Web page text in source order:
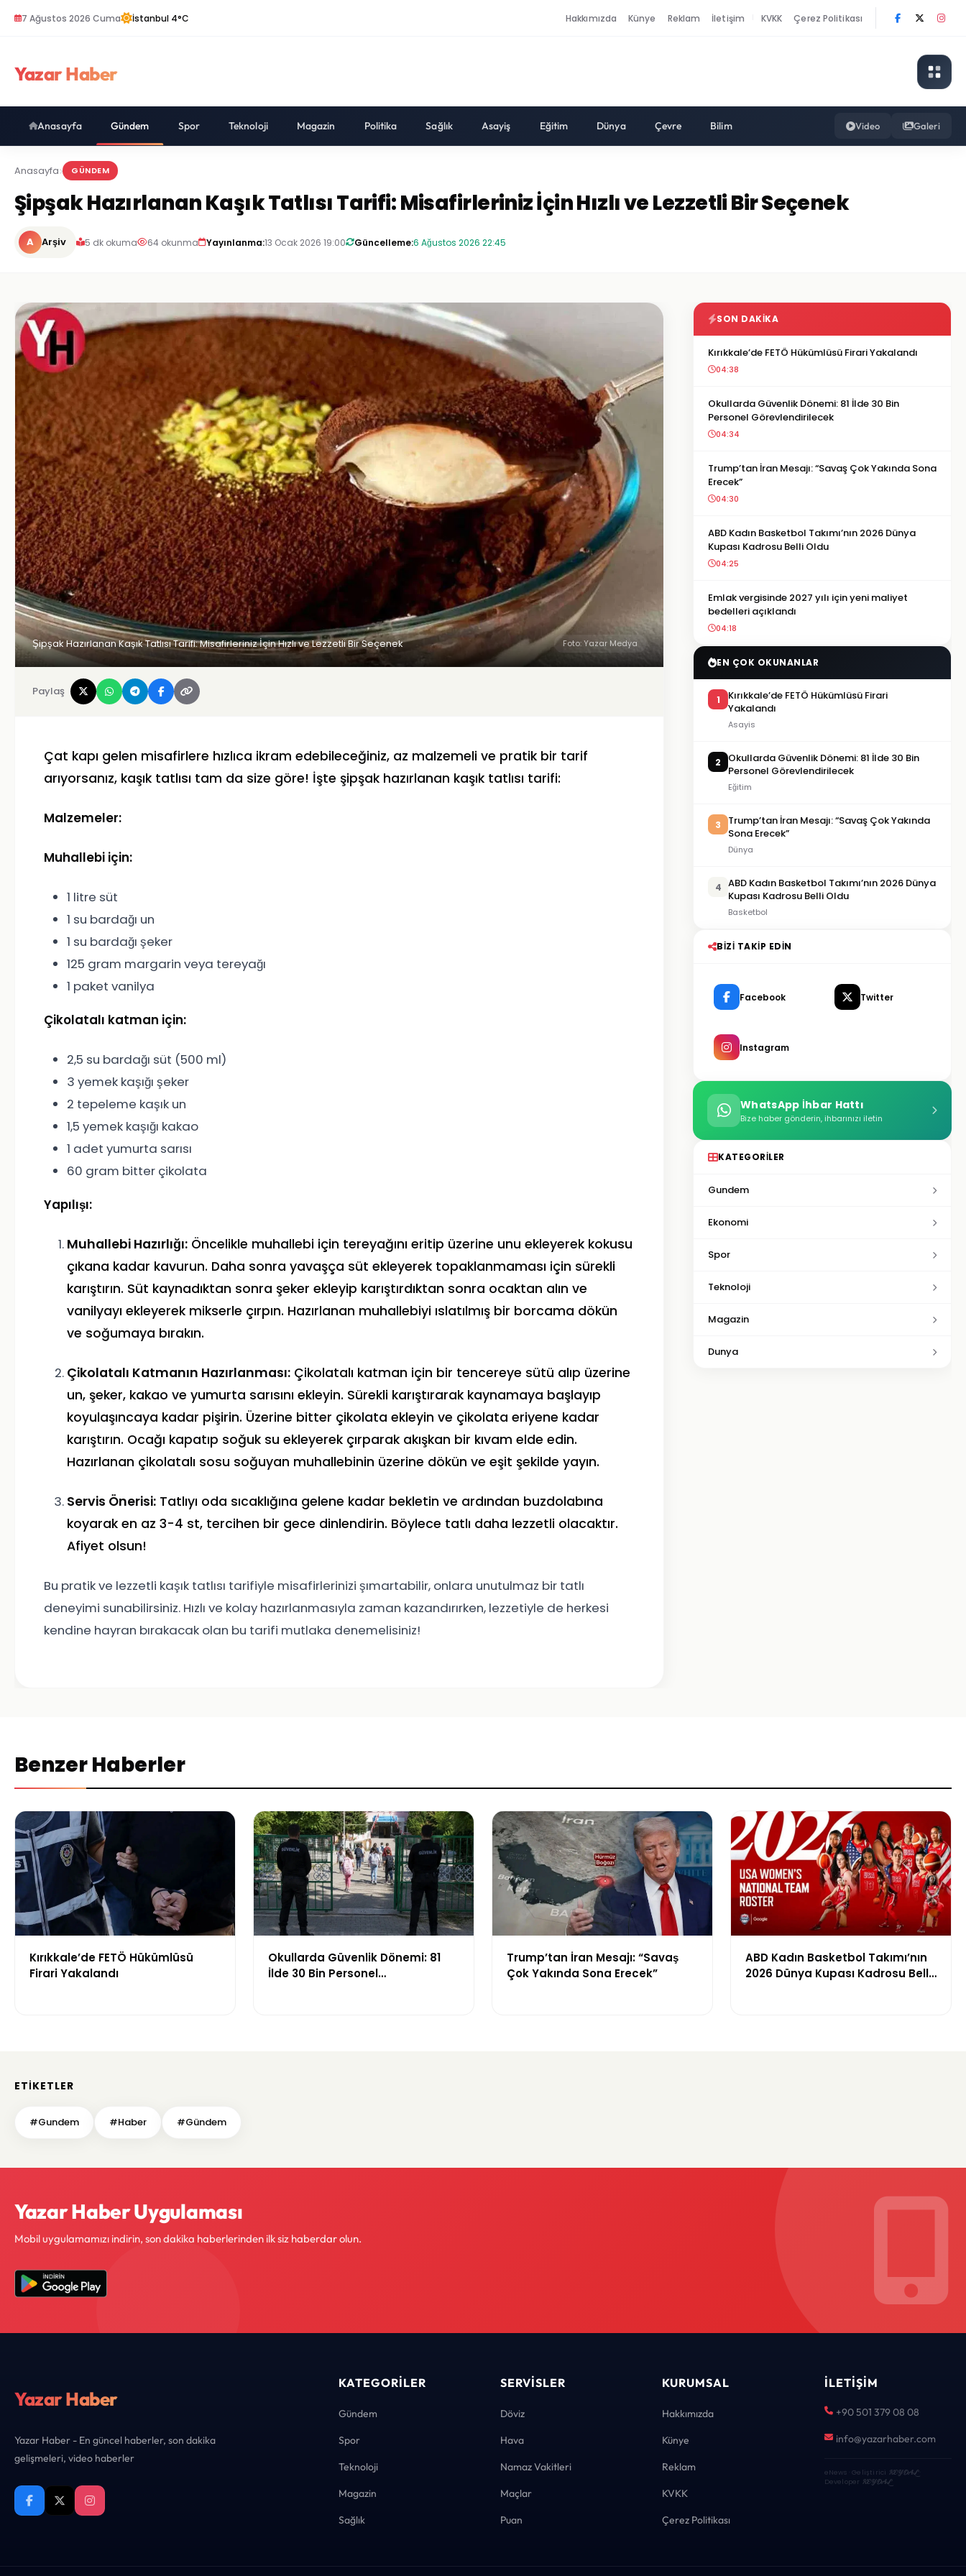
7 Ağustos 2026 Cuma İstanbul 4°C Hakkımızda Künye Reklam İletişim KVKK Çerez Politikası
Yazar Haber
Anasayfa Gündem Spor Teknoloji Magazin Politika Sağlık Asayiş Eğitim Dünya Çevre Bilim Video Galeri
Anasayfa GÜNDEM
Şipşak Hazırlanan Kaşık Tatlısı Tarifi: Misafirleriniz İçin Hızlı ve Lezzetli Bir Seçenek
A Arşiv 5 dk okuma 64 okunma Yayınlanma:13 Ocak 2026 19:00 Güncelleme:6 Ağustos 2026 22:45
Şipşak Hazırlanan Kaşık Tatlısı Tarifi: Misafirleriniz İçin Hızlı ve Lezzetli Bir Seçenek Foto: Yazar Medya
Paylaş
Çat kapı gelen misafirlere hızlıca ikram edebileceğiniz, az malzemeli ve pratik bir tarif
arıyorsanız, kaşık tatlısı tam da size göre! İşte şipşak hazırlanan kaşık tatlısı tarifi:
Malzemeler:
Muhallebi için:
1 litre süt
1 su bardağı un
1 su bardağı şeker
125 gram margarin veya tereyağı
1 paket vanilya
Çikolatalı katman için:
2,5 su bardağı süt (500 ml)
3 yemek kaşığı şeker
2 tepeleme kaşık un
1,5 yemek kaşığı kakao
1 adet yumurta sarısı
60 gram bitter çikolata
Yapılışı:
Muhallebi Hazırlığı: Öncelikle muhallebi için tereyağını eritip üzerine unu ekleyerek kokusu
çıkana kadar kavurun. Daha sonra yavaşça süt ekleyerek topaklanmaması için sürekli
karıştırın. Süt kaynadıktan sonra şeker ekleyip karıştırdıktan sonra ocaktan alın ve
vanilyayı ekleyerek mikserle çırpın. Hazırlanan muhallebiyi ıslatılmış bir borcama dökün
ve soğumaya bırakın.
Çikolatalı Katmanın Hazırlanması: Çikolatalı katman için bir tencereye sütü alıp üzerine
un, şeker, kakao ve yumurta sarısını ekleyin. Sürekli karıştırarak kaynamaya başlayıp
koyulaşıncaya kadar pişirin. Üzerine bitter çikolata ekleyin ve çikolata eriyene kadar
karıştırın. Ocağı kapatıp soğuk su ekleyerek çırparak akışkan bir kıvam elde edin.
Hazırlanan çikolatalı sosu soğuyan muhallebinin üzerine dökün ve eşit şekilde yayın.
Servis Önerisi: Tatlıyı oda sıcaklığına gelene kadar bekletin ve ardından buzdolabına
koyarak en az 3-4 st, tercihen bir gece dinlendirin. Böylece tatlı daha lezzetli olacaktır.
Afiyet olsun!
Bu pratik ve lezzetli kaşık tatlısı tarifiyle misafirlerinizi şımartabilir, onlara unutulmaz bir tatlı
deneyimi sunabilirsiniz. Hızlı ve kolay hazırlanmasıyla zaman kazandırırken, lezzetiyle de herkesi
kendine hayran bırakacak olan bu tarifi mutlaka denemelisiniz!
SON DAKIKA
Kırıkkale’de FETÖ Hükümlüsü Firari Yakalandı
04:38
Okullarda Güvenlik Dönemi: 81 İlde 30 Bin
Personel Görevlendirilecek
04:34
Trump’tan İran Mesajı: “Savaş Çok Yakında Sona
Erecek”
04:30
ABD Kadın Basketbol Takımı’nın 2026 Dünya
Kupası Kadrosu Belli Oldu
04:25
Emlak vergisinde 2027 yılı için yeni maliyet
bedelleri açıklandı
04:18
EN ÇOK OKUNANLAR
1
Kırıkkale’de FETÖ Hükümlüsü Firari
Yakalandı
Asayis
2
Okullarda Güvenlik Dönemi: 81 İlde 30 Bin
Personel Görevlendirilecek
Eğitim
3
Trump’tan İran Mesajı: “Savaş Çok Yakında
Sona Erecek”
Dünya
4 ABD Kadın Basketbol Takımı’nın 2026 Dünya
Kupası Kadrosu Belli Oldu
Basketbol
BIZI TAKIP EDIN
Facebook Twitter
Instagram
WhatsApp İhbar Hattı
Bize haber gönderin, ihbarınızı iletin
KATEGORILER
Gundem
Ekonomi
Spor
Teknoloji
Magazin
Dunya
Benzer Haberler
Kırıkkale’de FETÖ Hükümlüsü
Firari Yakalandı
Okullarda Güvenlik Dönemi: 81
İlde 30 Bin Personel
Trump’tan İran Mesajı: “Savaş
Çok Yakında Sona Erecek”
ABD Kadın Basketbol Takımı’nın
2026 Dünya Kupası Kadrosu Belli
ETIKETLER
#Gundem #Haber #Gündem
Yazar Haber Uygulaması
Mobil uygulamamızı indirin, son dakika haberlerinden ilk siz haberdar olun.
Yazar Haber
Yazar Haber - En güncel haberler, son dakika
gelişmeleri, video haberler
KATEGORILER
Gündem
Spor
Teknoloji
Magazin
Sağlık
SERVISLER
Döviz
Hava
Namaz Vakitleri
Maçlar
Puan
KURUMSAL
Hakkımızda
Künye
Reklam
KVKK
Çerez Politikası
İLETIŞIM
+90 501 379 08 08
info@yazarhaber.com
eNews · Geliştirici KEYDAL·
Developer KEYDAL